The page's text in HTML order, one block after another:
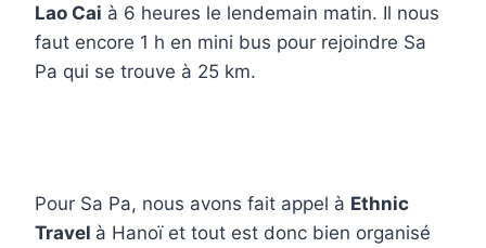
Lao Cai à 6 heures le lendemain matin. Il nous
faut encore 1 h en mini bus pour rejoindre Sa
Pa qui se trouve à 25 km.
Pour Sa Pa, nous avons fait appel à Ethnic
Travel à Hanoï et tout est donc bien organisé